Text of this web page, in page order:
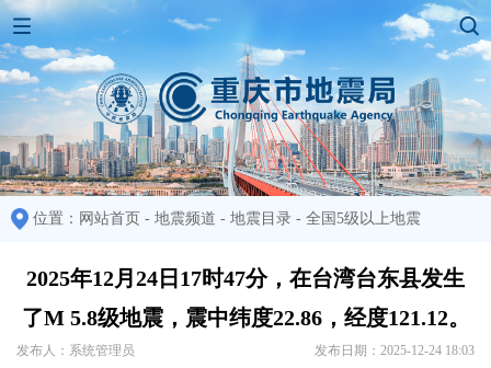
位置： 网站首页 - 地震频道 - 地震目录 - 全国5级以上地震
2025年12月24日17时47分，在台湾台东县发生
了M 5.8级地震，震中纬度22.86，经度121.12。
发布人：系统管理员
发布日期：2025-12-24 18:03